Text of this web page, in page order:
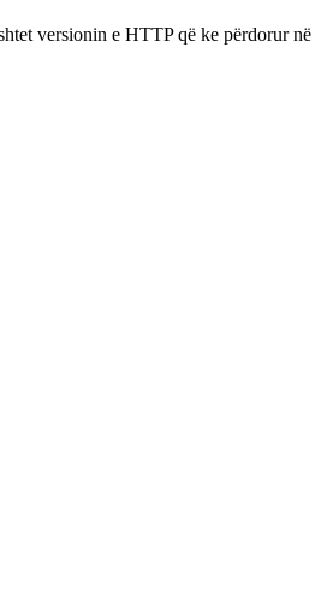
versionin e HTTP që ke përdorur në